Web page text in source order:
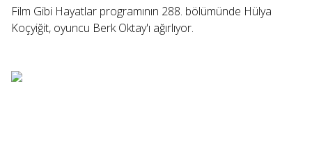
Film Gibi Hayatlar programının 288. bölümünde Hülya
Koçyiğit, oyuncu Berk Oktay'ı ağırlıyor.